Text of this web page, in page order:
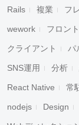
Rails 複業 フ
wework フロン
クライアント パ
SNS運用 分析
React Native 常
nodejs Design